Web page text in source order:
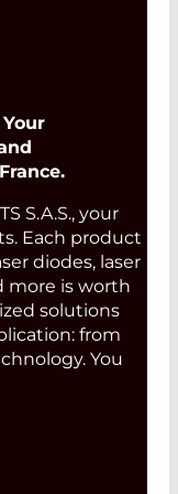
Your
S.A.S., your
Each product
diodes, laser
more is worth
solutions
from
You